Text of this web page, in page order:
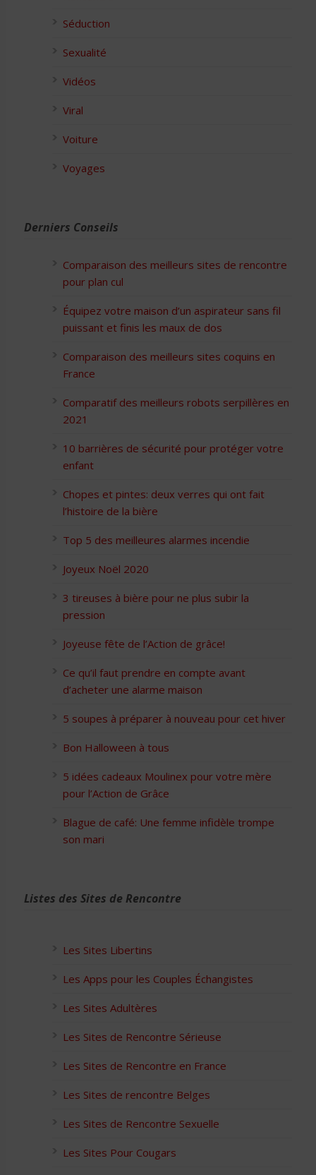
Séduction
Sexualité
Vidéos
Viral
Voiture
Voyages
Derniers Conseils
Comparaison des meilleurs sites de rencontre
pour plan cul
Équipez votre maison d’un aspirateur sans fil
puissant et finis les maux de dos
Comparaison des meilleurs sites coquins en
France
Comparatif des meilleurs robots serpillères en
2021
10 barrières de sécurité pour protéger votre
enfant
Chopes et pintes: deux verres qui ont fait
l’histoire de la bière
Top 5 des meilleures alarmes incendie
Joyeux Noël 2020
3 tireuses à bière pour ne plus subir la
pression
Joyeuse fête de l’Action de grâce!
Ce qu’il faut prendre en compte avant
d’acheter une alarme maison
5 soupes à préparer à nouveau pour cet hiver
Bon Halloween à tous
5 idées cadeaux Moulinex pour votre mère
pour l’Action de Grâce
Blague de café: Une femme infidèle trompe
son mari
Listes des Sites de Rencontre
Les Sites Libertins
Les Apps pour les Couples Échangistes
Les Sites Adultères
Les Sites de Rencontre Sérieuse
Les Sites de Rencontre en France
Les Sites de rencontre Belges
Les Sites de Rencontre Sexuelle
Les Sites Pour Cougars